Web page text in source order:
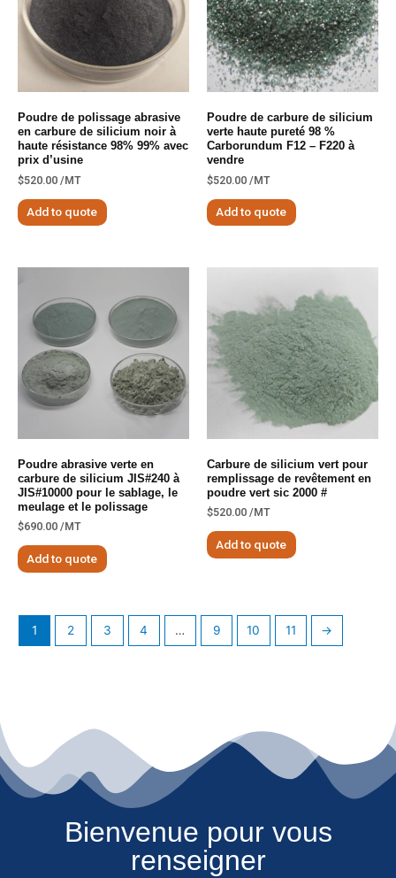
Poudre de polissage abrasive
en carbure de silicium noir à
haute résistance 98% 99% avec
prix d’usine
$520.00 /MT
Add to quote
Poudre de carbure de silicium
verte haute pureté 98 %
Carborundum F12 – F220 à
vendre
$520.00 /MT
Add to quote
Poudre abrasive verte en
carbure de silicium JIS#240 à
JIS#10000 pour le sablage, le
meulage et le polissage
$690.00 /MT
Add to quote
Carbure de silicium vert pour
remplissage de revêtement en
poudre vert sic 2000 #
$520.00 /MT
Add to quote
1 2 3 4 … 9 10 11 →
Bienvenue pour vous
renseigner